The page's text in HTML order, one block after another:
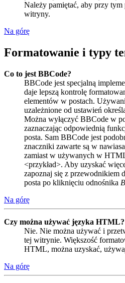
Należy pamiętać, aby przy tym
witryny.
Na górę
Formatowanie i typy
Co to jest BBCode?
BBCode jest specjalną
daje lepszą kontrolę
elementów w postach.
uzależnione od ustawień
Można wyłączyć BBCode w
zaznaczając odpowiednią
posta. Sam BBCode jest
znaczniki zawarte są w
zamiast w używanych w
<przykład>. Aby uzyskać
zapoznaj się z przewodnikiem
posta po kliknięciu odnośnika
Na górę
Czy można używać języka HTML?
Nie. Nie można używać i
tej witrynie. Większość
HTML, można uzyskać,
Na górę